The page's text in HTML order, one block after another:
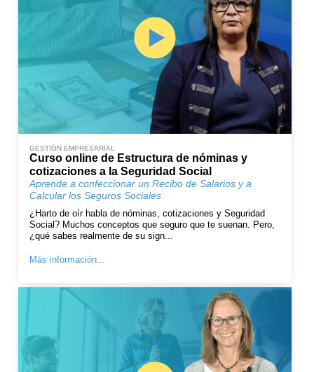
GESTIÓN EMPRESARIAL
Curso online de Estructura de nóminas y
cotizaciones a la Seguridad Social
Aprende a confeccionar un Recibo de Salarios y a
Calcular los Seguros Sociales
¿Harto de oír habla de nóminas, cotizaciones y Seguridad
Social? Muchos conceptos que seguro que te suenan. Pero,
¿qué sabes realmente de su sign...
Más información...